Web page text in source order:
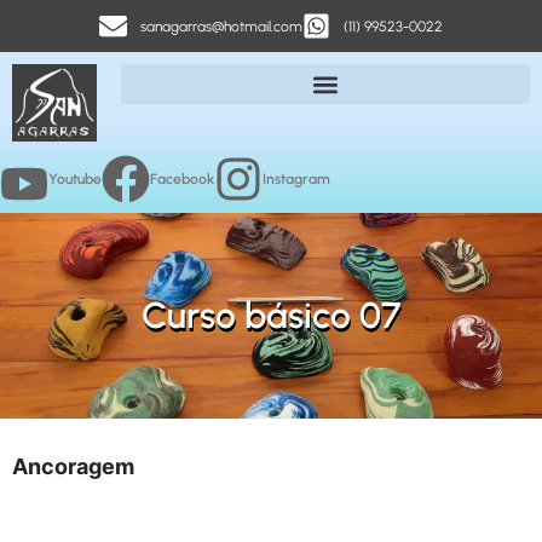
sanagarras@hotmail.com (11) 99523-0022
Youtube Facebook Instagram
Curso básico 07
Ancoragem